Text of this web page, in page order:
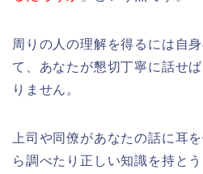
周りの人の理解を得るには自
て、あなたが懇切丁寧に話せ
りません。
上司や同僚があなたの話に耳
ら調べたり正しい知識を持と